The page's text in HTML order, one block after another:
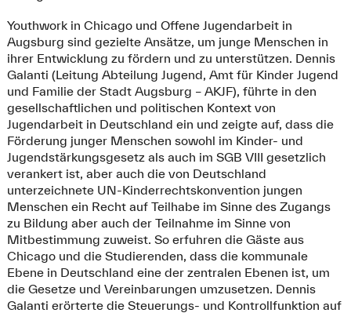
Youthwork in Chicago und Offene Jugendarbeit in
Augsburg sind gezielte Ansätze, um junge Menschen in
ihrer Entwicklung zu fördern und zu unterstützen. Dennis
Galanti (Leitung Abteilung Jugend, Amt für Kinder Jugend
und Familie der Stadt Augsburg – AKJF), führte in den
gesellschaftlichen und politischen Kontext von
Jugendarbeit in Deutschland ein und zeigte auf, dass die
Förderung junger Menschen sowohl im Kinder- und
Jugendstärkungsgesetz als auch im SGB VIII gesetzlich
verankert ist, aber auch die von Deutschland
unterzeichnete UN-Kinderrechtskonvention jungen
Menschen ein Recht auf Teilhabe im Sinne des Zugangs
zu Bildung aber auch der Teilnahme im Sinne von
Mitbestimmung zuweist. So erfuhren die Gäste aus
Chicago und die Studierenden, dass die kommunale
Ebene in Deutschland eine der zentralen Ebenen ist, um
die Gesetze und Vereinbarungen umzusetzen. Dennis
Galanti erörterte die Steuerungs- und Kontrollfunktion auf